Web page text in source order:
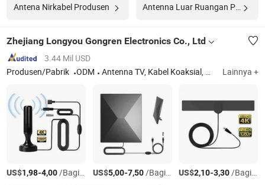
Antena Nirkabel Produsen Antenna Luar Ruangan Produsen
Zhejiang Longyou Gongren Electronics Co., Ltd
3.44 Mil USD
Produsen/Pabrik
ODM Antenna TV, Kabel Koaksial, Kotak TV, Aksesori Antena Lainnya +
US$1,98-4,00/Bagian US$5,00-7,50/Bagian US$2,10-3,30/Bagian